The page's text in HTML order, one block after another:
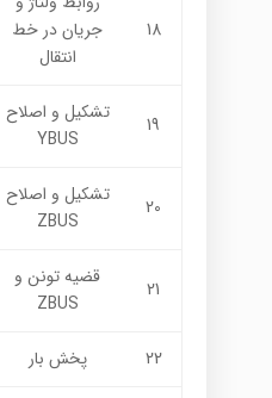
18
جريان در خط
انتقال
19
تشکيل و اصلاح
YBUS
20
تشکيل و اصلاح
ZBUS
21
قضيه تونن و
ZBUS
22 پخش بار